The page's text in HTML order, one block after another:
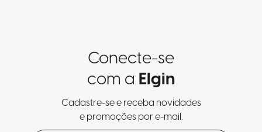
Conecte-se
com a Elgin
Cadastre-se e receba novidades
e promoções por e-mail.